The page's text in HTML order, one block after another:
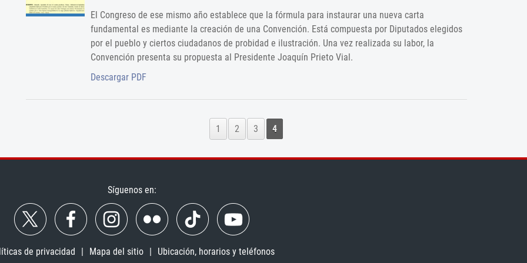
El Congreso de ese mismo año establece que la fórmula para instaurar una nueva carta
fundamental es mediante la creación de una Convención. Está compuesta por Diputados elegidos
por el pueblo y ciertos ciudadanos de probidad e ilustración. Una vez realizada su labor, la
Convención presenta su propuesta al Presidente Joaquín Prieto Vial.
Descargar PDF
1 2 3 4
Síguenos en:
de privacidad Mapa del sitio Ubicación, horarios y teléfonos